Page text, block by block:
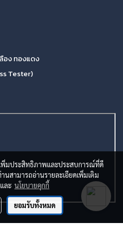
อง ทองแดง
Tester)
พิ่มประสิทธิภาพและประสบการณ์ที่ดี
นสามารถอ่านรายละเอียดเพิ่มเติม
และ นโยบายคุกกี้
ยอมรับทั้งหมด